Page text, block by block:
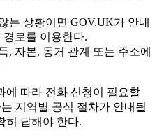
는 상황이면 GOV.UK가 안내
로를 이용한다.
, 자본, 동거 관계 또는 주소에
에 따라 전화 신청이 필요할
지역별 공식 절차가 안내될
히 답해야 한다.